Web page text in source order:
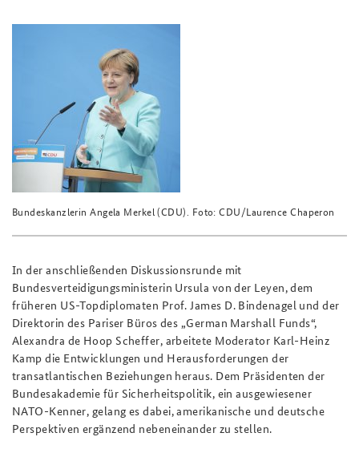
Bundeskanzlerin Angela Merkel (CDU). Foto: CDU/Laurence Chaperon
In der anschließenden Diskussionsrunde mit
Bundesverteidigungsministerin Ursula von der Leyen, dem
früheren US-Topdiplomaten Prof. James D. Bindenagel und der
Direktorin des Pariser Büros des „German Marshall Funds“,
Alexandra de Hoop Scheffer, arbeitete Moderator Karl-Heinz
Kamp die Entwicklungen und Herausforderungen der
transatlantischen Beziehungen heraus. Dem Präsidenten der
Bundesakademie für Sicherheitspolitik, ein ausgewiesener
NATO-Kenner, gelang es dabei, amerikanische und deutsche
Perspektiven ergänzend nebeneinander zu stellen.